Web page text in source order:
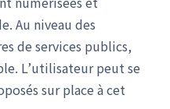
Au niveau des
de services publics,
L’utilisateur peut se
sur place à cet